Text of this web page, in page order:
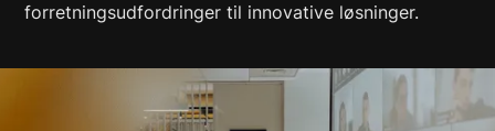
forretningsudfordringer til innovative løsninger.